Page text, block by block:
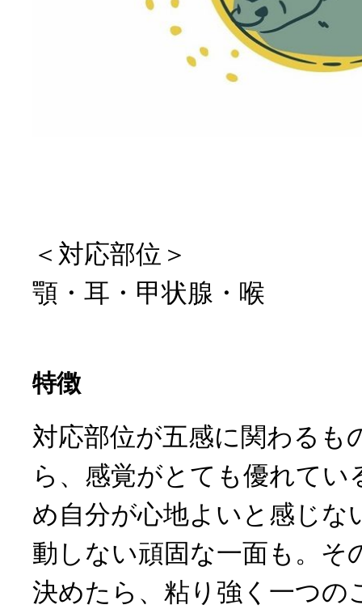
＜対応部位＞
顎・耳・甲状腺・喉
特徴
対応部位が五感に関わるも
ら、感覚がとても優れてい
め自分が心地よいと感じな
動しない頑固な一面も。そ
決めたら、粘り強く一つの